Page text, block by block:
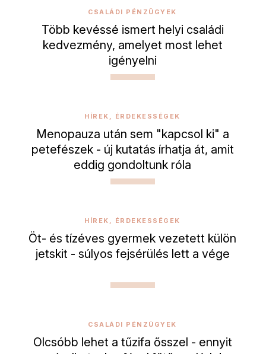
CSALÁDI PÉNZÜGYEK
Több kevéssé ismert helyi családi
kedvezmény, amelyet most lehet
igényelni
HÍREK, ÉRDEKESSÉGEK
Menopauza után sem "kapcsol ki" a
petefészek - új kutatás írhatja át, amit
eddig gondoltunk róla
HÍREK, ÉRDEKESSÉGEK
Öt- és tízéves gyermek vezetett külön
jetskit - súlyos fejsérülés lett a vége
CSALÁDI PÉNZÜGYEK
Olcsóbb lehet a tűzifa ősszel - ennyit